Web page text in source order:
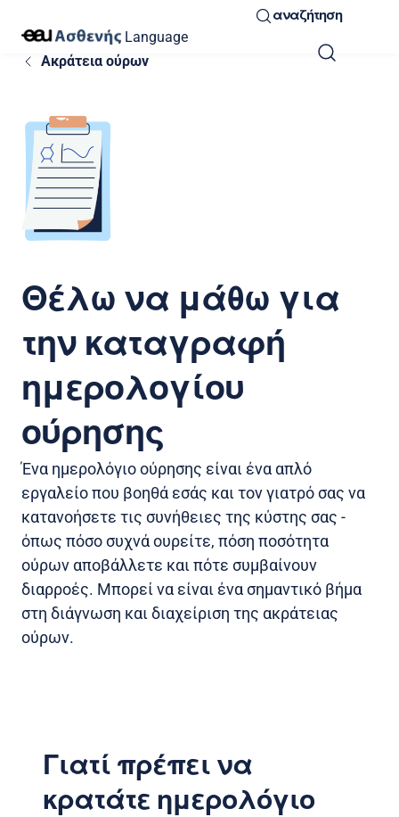
Language
αναζήτηση
Ακράτεια ούρων
Θέλω να μάθω για
την καταγραφή
ημερολογίου
ούρησης
Ένα ημερολόγιο ούρησης είναι ένα απλό
εργαλείο που βοηθά εσάς και τον γιατρό σας να
κατανοήσετε τις συνήθειες της κύστης σας -
όπως πόσο συχνά ουρείτε, πόση ποσότητα
ούρων αποβάλλετε και πότε συμβαίνουν
διαρροές. Μπορεί να είναι ένα σημαντικό βήμα
στη διάγνωση και διαχείριση της ακράτειας
ούρων.
Γιατί πρέπει να
κρατάτε ημερολόγιο